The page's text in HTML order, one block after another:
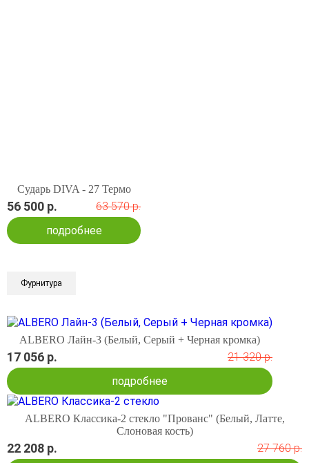
Сударь DIVA - 27 Термо
56 500 р.
63 570 р.
подробнее
Фурнитура
ALBERO Лайн-3 (Белый, Серый + Черная кромка)
17 056 р.
21 320 р.
подробнее
ALBERO Классика-2 стекло "Прованс" (Белый, Латте,
Слоновая кость)
22 208 р.
27 760 р.